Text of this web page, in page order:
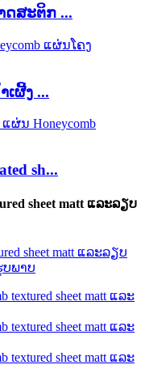
ດສະຕິກ ...
ເຜີ້ງ ...
sh...
sheet matt ແລະລຽບ